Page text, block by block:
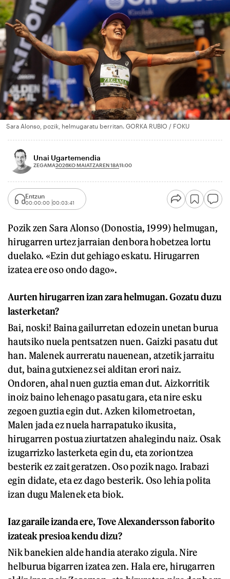
Sara Alonso, pozik, helmugaratu berritan. GORKA RUBIO / FOKU
Unai Ugartemendia
ZEGAMA2026KO MAIATZAREN 18A11:00
Entzun
00:00:00 00:03:41
Pozik zen Sara Alonso (Donostia, 1999) helmugan,
hirugarren urtez jarraian denbora hobetzea lortu
duelako. «Ezin dut gehiago eskatu. Hirugarren
izatea ere oso ondo dago».
Aurten hirugarren izan zara helmugan. Gozatu duzu
lasterketan?
Bai, noski! Baina gailurretan edozein unetan burua
hautsiko nuela pentsatzen nuen. Gaizki pasatu dut
han. Malenek aurreratu nauenean, atzetik jarraitu
dut, baina gutxienez sei alditan erori naiz.
Ondoren, ahal nuen guztia eman dut. Aizkorritik
inoiz baino lehenago pasatu gara, eta nire esku
zegoen guztia egin dut. Azken kilometroetan,
Malen jada ez nuela harrapatuko ikusita,
hirugarren postua ziurtatzen ahalegindu naiz. Osak
izugarrizko lasterketa egin du, eta zoriontzea
besterik ez zait geratzen. Oso pozik nago. Irabazi
egin didate, eta ez dago besterik. Oso lehia polita
izan dugu Malenek eta biok.
Iaz garaile izanda ere,Tove Alexandersson faborito
izateak presioa kendu dizu?
Nik banekien alde handia aterako zigula. Nire
helburua bigarren izatea zen. Hala ere, hirugarren